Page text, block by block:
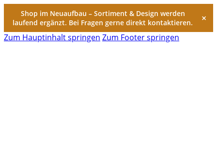
Shop im Neuaufbau – Sortiment & Design werden
laufend ergänzt. Bei Fragen gerne direkt kontaktieren.
×
Zum Hauptinhalt springen Zum Footer springen